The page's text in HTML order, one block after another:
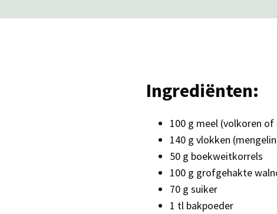
Ingrediënten:
100 g meel (volkoren
140 g vlokken
50 g boekweitkorrels
100 g grofgehakte
70 g suiker
1 tl bakpoeder